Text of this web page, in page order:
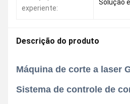
experiente:
Solução
Descrição do produto
Máquina de corte a laser
Sistema de controle de